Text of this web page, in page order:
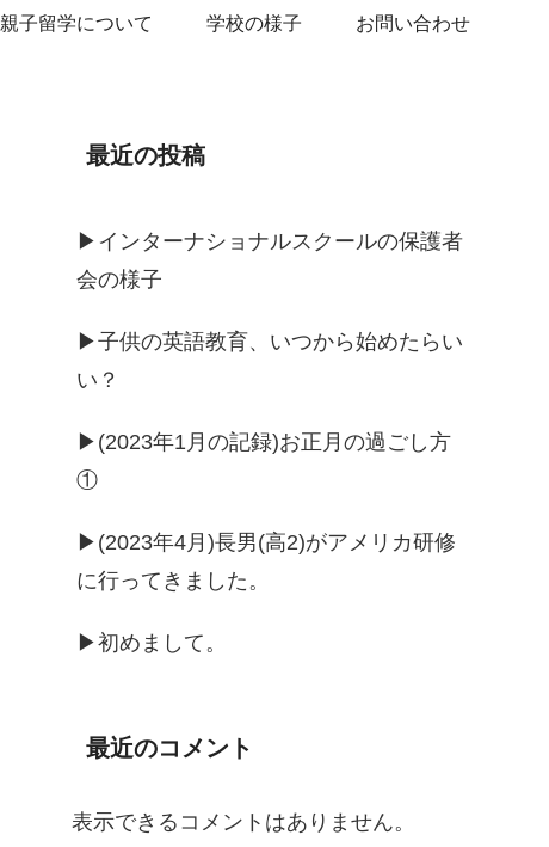
親子留学について 学校の様子 お問い合わせ
最近の投稿
▶︎インターナショナルスクールの保護者
会の様子
▶︎子供の英語教育、いつから始めたらい
い？
▶︎(2023年1月の記録)お正月の過ごし方
①
▶︎(2023年4月)長男(高2)がアメリカ研修
に行ってきました。
▶︎初めまして。
最近のコメント
表示できるコメントはありません。